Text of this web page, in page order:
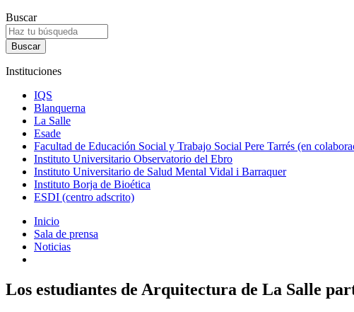
Buscar
Instituciones
IQS
Blanquerna
La Salle
Esade
Facultad de Educación Social y Trabajo Social Pere Tarrés (en
Instituto Universitario Observatorio del Ebro
Instituto Universitario de Salud Mental Vidal i Barraquer
Instituto Borja de Bioética
ESDI (centro adscrito)
Inicio
Sala de prensa
Noticias
Los estudiantes de Arquitectura de La Salle